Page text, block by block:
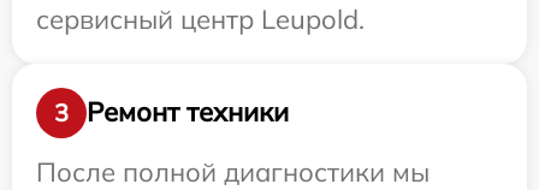
сервисный центр Leupold.
3
Ремонт техники
После полной диагностики мы